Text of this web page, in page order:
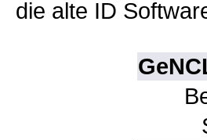
die alte ID